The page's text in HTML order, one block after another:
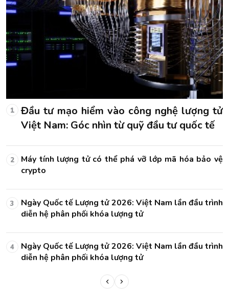
1
Đầu tư mạo hiểm vào công nghệ lượng tử
Việt Nam: Góc nhìn từ quỹ đầu tư quốc tế
2
Máy tính lượng tử có thể phá vỡ lớp mã hóa bảo vệ
crypto
3
Ngày Quốc tế Lượng tử 2026: Việt Nam lần đầu trình
diễn hệ phân phối khóa lượng tử
4
Ngày Quốc tế Lượng tử 2026: Việt Nam lần đầu trình
diễn hệ phân phối khóa lượng tử